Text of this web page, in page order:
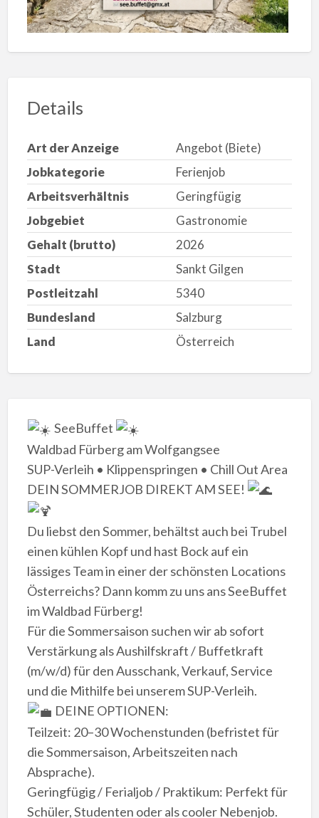
Details
Art der Anzeige
Angebot (Biete)
Jobkategorie
Ferienjob
Arbeitsverhältnis
Geringfügig
Jobgebiet
Gastronomie
Gehalt (brutto)
2026
Stadt
Sankt Gilgen
Postleitzahl
5340
Bundesland
Salzburg
Land
Österreich
SeeBuffet
​Waldbad Fürberg am Wolfgangsee
​SUP-Verleih • Klippenspringen • Chill Out Area
​DEIN SOMMERJOB DIREKT AM SEE!
​Du liebst den Sommer, behältst auch bei Trubel
einen kühlen Kopf und hast Bock auf ein
lässiges Team in einer der schönsten Locations
Österreichs? Dann komm zu uns ans SeeBuffet
im Waldbad Fürberg!
​Für die Sommersaison suchen wir ab sofort
Verstärkung als Aushilfskraft / Buffetkraft
(m/w/d) für den Ausschank, Verkauf, Service
und die Mithilfe bei unserem SUP-Verleih.
DEINE OPTIONEN:
​Teilzeit: 20–30 Wochenstunden (befristet für
die Sommersaison, Arbeitszeiten nach
Absprache).
​Geringfügig / Ferialjob / Praktikum: Perfekt für
Schüler, Studenten oder als cooler Nebenjob.